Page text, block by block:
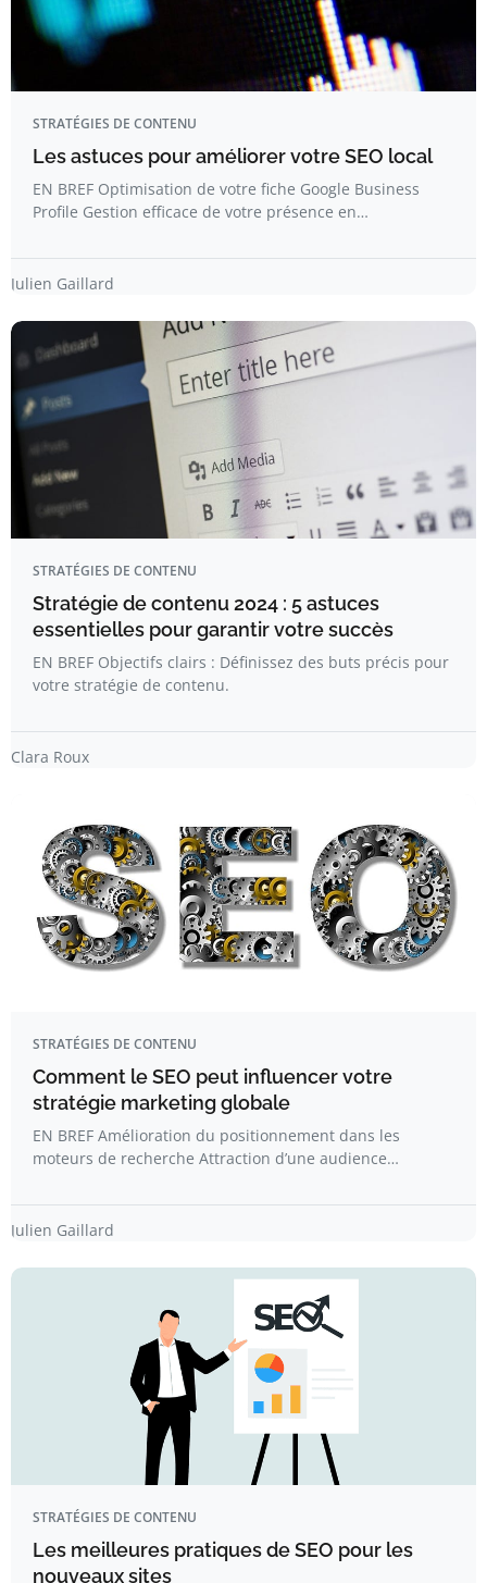
STRATÉGIES DE CONTENU
Les astuces pour améliorer votre SEO local
EN BREF Optimisation de votre fiche Google Business
Profile Gestion efficace de votre présence en…
Julien Gaillard
STRATÉGIES DE CONTENU
Stratégie de contenu 2024 : 5 astuces
essentielles pour garantir votre succès
EN BREF Objectifs clairs : Définissez des buts précis pour
votre stratégie de contenu.
Clara Roux
STRATÉGIES DE CONTENU
Comment le SEO peut influencer votre
stratégie marketing globale
EN BREF Amélioration du positionnement dans les
moteurs de recherche Attraction d’une audience…
Julien Gaillard
STRATÉGIES DE CONTENU
Les meilleures pratiques de SEO pour les
nouveaux sites